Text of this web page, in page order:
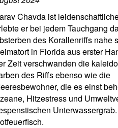
Chavda ist
er bei jedem Tauchgang
des Korallenriffs nahe
in Florida aus erster
Zeit verschwanden die
des Riffs ebenso wie die
die es einst
Hitzestress und